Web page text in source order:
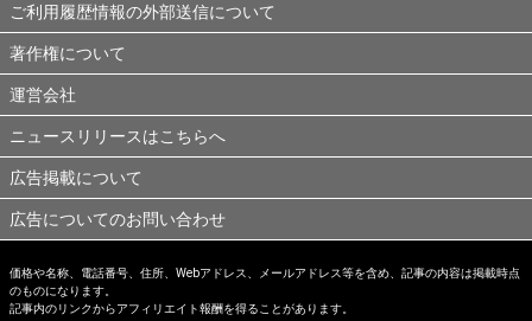
ご利用履歴情報の外部送信について
著作権について
運営会社
ニュースリリースはこちらへ
広告掲載について
広告についてのお問い合わせ
価格や名称、電話番号、住所、Webアドレス、メールアドレス等を含め、記事の内容は掲載時点
のものになります。
記事内のリンクからアフィリエイト報酬を得ることがあります。